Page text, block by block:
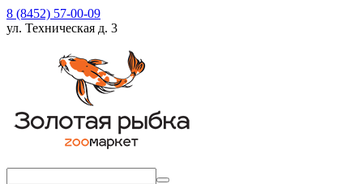
8 (8452) 57-00-09
ул. Техническая д. 3